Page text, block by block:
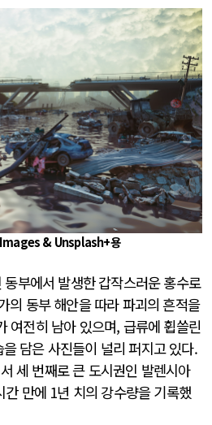
& Unsplash+용
부에서 발생한 갑작스러운 홍수로
의 동부 해안을 따라 파괴의 흔적을
여전히 남아 있으며, 급류에 휩쓸린
담은 사진들이 널리 퍼지고 있다.
세 번째로 큰 도시권인 발렌시아
만에 1년 치의 강수량을 기록했